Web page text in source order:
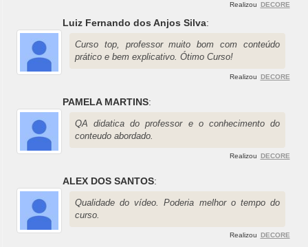
Realizou DECORE
Luiz Fernando dos Anjos Silva:
Curso top, professor muito bom com conteúdo
prático e bem explicativo. Ótimo Curso!
Realizou DECORE
PAMELA MARTINS:
QA didatica do professor e o conhecimento do
conteudo abordado.
Realizou DECORE
ALEX DOS SANTOS:
Qualidade do vídeo. Poderia melhor o tempo do
curso.
Realizou DECORE